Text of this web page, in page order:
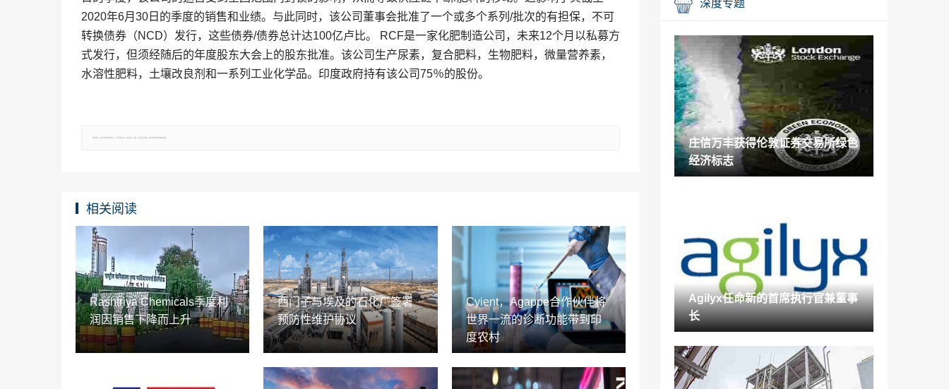
2020年6月30日的季度的销售和业绩。与此同时，该公司董事会批准了一个或多个系列/批次的有担保，不可
转换债券（NCD）发行，这些债券/债券总计达100亿卢比。 RCF是一家化肥制造公司，未来12个月以私募方
式发行，但须经随后的年度股东大会上的股东批准。该公司生产尿素，复合肥料，生物肥料，微量营养素，
水溶性肥料，土壤改良剂和一系列工业化学品。印度政府持有该公司75％的股份。
郑重声明：文章仅代表原作者观点，不代表本站立场；如有侵权、违规，可直接反馈本站，我们将会作修改或删除处理。
相关阅读
Rashtriya Chemicals季度利
润因销售下降而上升
西门子与埃及的石化厂签署
预防性维护协议
Cyient，Agappe合作伙伴将
世界一流的诊断功能带到印
度农村
陶氏化学以6.2亿美元将USGC码头业务和
资产出售给Vopak合资公司
2021-12-15
MFG Chemical迁至新总部
2021-12-15
Agilyx任命新的首席执行官兼董事长
断功能带到印度农村
2021-12-14
印度石油的价格为卢比。13,805 Cr PX-PT
A络合物
2021-12-14
L＆T签署谅解备忘录，向印度甲醇工厂建
设二氧化碳
2021-12-14
RIL利润因收入减少而增加
深度专题
庄信万丰获得伦敦证券交易所绿色
经济标志
Agilyx任命新的首席执行官兼董事
长